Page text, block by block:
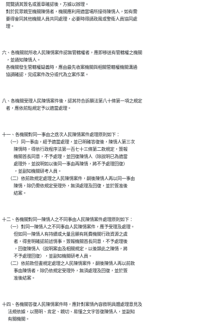
    閱覽請其簽名或蓋章確認後，方據以辦理。
    對於民眾親至機關陳情者，機關應利用適當場所接待陳情人，如有需
    要得會同其他機關人員共同處理，必要時得請政風或警衛人員協同處
六、各機關就所收人民陳情案件認無管轄權者，應即移送有管轄權之機關
    ，並通知陳情人。
    各機關發生管轄權疑義時，應由最先收案機關與相關管轄權機關溝通
八、各機關受理人民陳情案件後，認其符合訴願法第八十條第一項之規定
十一、各機關對同一事由之迭次人民陳情案件處理原則如下：
      （一）同一事由，經予適當處理，並已明確答復後，陳情人第三次
            陳情時，得依行政程序法第一百七十三條第二款規定，簽報
            機關首長同意，不予處理，並回復陳情人（除說明已為適當
            處理外，並說明如以後同一事由再陳情，將不予處理回復）
            ，並副知機關研考人員。
      （二）依前款規定處理之人民陳情案件，嗣後陳情人再以同一事由
            陳情，除仍需依規定受理外，無須處理及回復，並於簽准後
十二、各機關對同一陳情人之不同事由人民陳情案件處理原則如下：
      （一）對同一陳情人之不同事由人民陳情案件，應予受理及處理。
            但如同一陳情人有持續或大量且顯有耗費機關行政資源之虞
            者，得查明確認前述情事，簽報機關首長同意，不予處理後
            ，回復陳情人（說明案由及相關規定，以後類此之陳情，將
            不予處理回復），並副知機關研考人員。
      （二）依前款但書規定處理之人民陳情案件，嗣後陳情人再以前款
            事由陳情者，除仍依規定受理外，無須處理及回復，並於簽
十四、各機關答復人民陳情案件時，應針對案情內容敘明具體處理意見及
      法規依據，以簡明、肯定、親切、易懂之文字答復陳情人，並副知
      有關機關。